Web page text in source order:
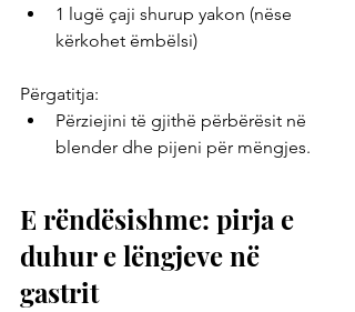
1 lugë çaji shurup yakon (nëse
kërkohet ëmbëlsi)
Përgatitja:
Përziejini të gjithë përbërësit në
blender dhe pijeni për mëngjes.
E rëndësishme: pirja e
duhur e lëngjeve në
gastrit